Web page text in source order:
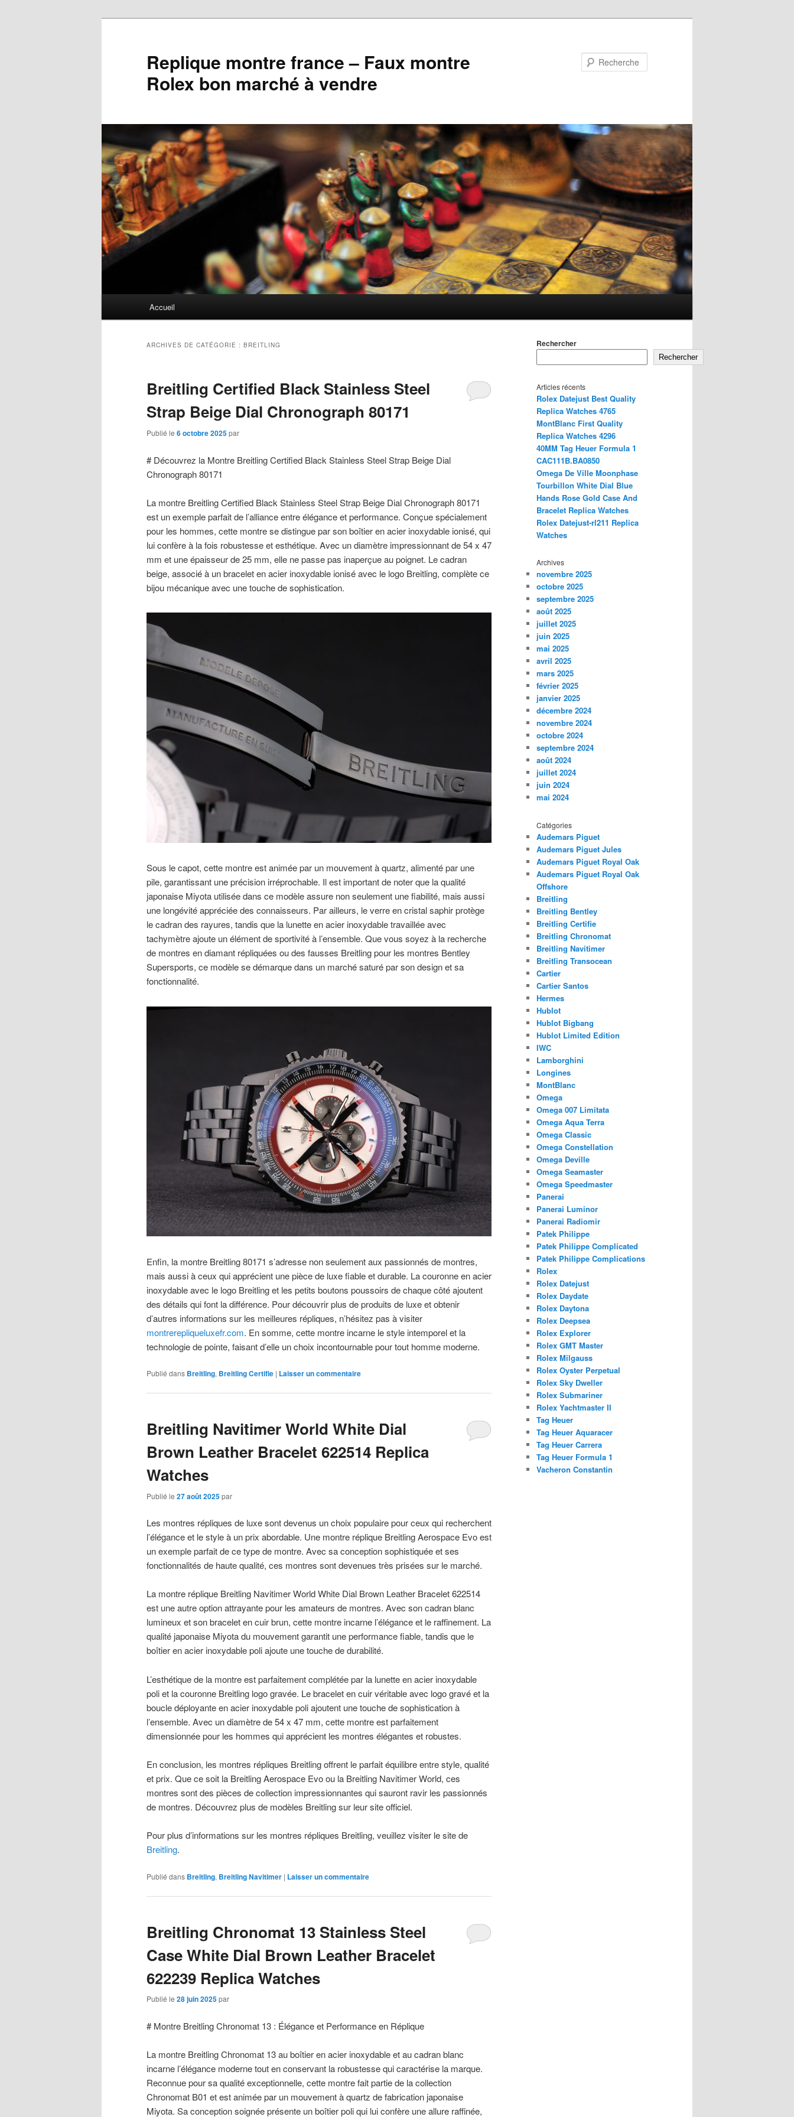
Replique montre france – Faux montre
Rolex bon marché à vendre
Accueil
ARCHIVES DE CATÉGORIE : BREITLING
Breitling Certified Black Stainless Steel
Strap Beige Dial Chronograph 80171
Publié le 6 octobre 2025par
# Découvrez la Montre Breitling Certified Black Stainless Steel Strap Beige Dial
Chronograph 80171
La montre Breitling Certified Black Stainless Steel Strap Beige Dial Chronograph 80171
est un exemple parfait de l’alliance entre élégance et performance. Conçue spécialement
pour les hommes, cette montre se distingue par son boîtier en acier inoxydable ionisé, qui
lui confère à la fois robustesse et esthétique. Avec un diamètre impressionnant de 54 x 47
mm et une épaisseur de 25 mm, elle ne passe pas inaperçue au poignet. Le cadran
beige, associé à un bracelet en acier inoxydable ionisé avec le logo Breitling, complète ce
bijou mécanique avec une touche de sophistication.
Sous le capot, cette montre est animée par un mouvement à quartz, alimenté par une
pile, garantissant une précision irréprochable. Il est important de noter que la qualité
japonaise Miyota utilisée dans ce modèle assure non seulement une fiabilité, mais aussi
une longévité appréciée des connaisseurs. Par ailleurs, le verre en cristal saphir protège
le cadran des rayures, tandis que la lunette en acier inoxydable travaillée avec
tachymètre ajoute un élément de sportivité à l’ensemble. Que vous soyez à la recherche
de montres en diamant répliquées ou des fausses Breitling pour les montres Bentley
Supersports, ce modèle se démarque dans un marché saturé par son design et sa
fonctionnalité.
Enfin, la montre Breitling 80171 s’adresse non seulement aux passionnés de montres,
mais aussi à ceux qui apprécient une pièce de luxe fiable et durable. La couronne en acier
inoxydable avec le logo Breitling et les petits boutons poussoirs de chaque côté ajoutent
des détails qui font la différence. Pour découvrir plus de produits de luxe et obtenir
d’autres informations sur les meilleures répliques, n’hésitez pas à visiter
montrerepliqueluxefr.com. En somme, cette montre incarne le style intemporel et la
technologie de pointe, faisant d’elle un choix incontournable pour tout homme moderne.
Publié dans Breitling, Breitling Certifie | Laisser un commentaire
Breitling Navitimer World White Dial
Brown Leather Bracelet 622514 Replica
Watches
Publié le 27 août 2025par
Les montres répliques de luxe sont devenus un choix populaire pour ceux qui recherchent
l’élégance et le style à un prix abordable. Une montre réplique Breitling Aerospace Evo est
un exemple parfait de ce type de montre. Avec sa conception sophistiquée et ses
fonctionnalités de haute qualité, ces montres sont devenues très prisées sur le marché.
La montre réplique Breitling Navitimer World White Dial Brown Leather Bracelet 622514
est une autre option attrayante pour les amateurs de montres. Avec son cadran blanc
lumineux et son bracelet en cuir brun, cette montre incarne l’élégance et le raffinement. La
qualité japonaise Miyota du mouvement garantit une performance fiable, tandis que le
boîtier en acier inoxydable poli ajoute une touche de durabilité.
L’esthétique de la montre est parfaitement complétée par la lunette en acier inoxydable
poli et la couronne Breitling logo gravée. Le bracelet en cuir véritable avec logo gravé et la
boucle déployante en acier inoxydable poli ajoutent une touche de sophistication à
l’ensemble. Avec un diamètre de 54 x 47 mm, cette montre est parfaitement
dimensionnée pour les hommes qui apprécient les montres élégantes et robustes.
En conclusion, les montres répliques Breitling offrent le parfait équilibre entre style, qualité
et prix. Que ce soit la Breitling Aerospace Evo ou la Breitling Navitimer World, ces
montres sont des pièces de collection impressionnantes qui sauront ravir les passionnés
de montres. Découvrez plus de modèles Breitling sur leur site officiel.
Pour plus d’informations sur les montres répliques Breitling, veuillez visiter le site de
Breitling.
Publié dans Breitling, Breitling Navitimer | Laisser un commentaire
Breitling Chronomat 13 Stainless Steel
Case White Dial Brown Leather Bracelet
622239 Replica Watches
Publié le 28 juin 2025par
# Montre Breitling Chronomat 13 : Élégance et Performance en Réplique
La montre Breitling Chronomat 13 au boîtier en acier inoxydable et au cadran blanc
incarne l’élégance moderne tout en conservant la robustesse qui caractérise la marque.
Reconnue pour sa qualité exceptionnelle, cette montre fait partie de la collection
Chronomat B01 et est animée par un mouvement à quartz de fabrication japonaise
Miyota. Sa conception soignée présente un boîtier poli qui lui confère une allure raffinée,
Rechercher
Rechercher
Articles récents
Rolex Datejust Best Quality
Replica Watches 4765
MontBlanc First Quality
Replica Watches 4296
40MM Tag Heuer Formula 1
CAC111B.BA0850
Omega De Ville Moonphase
Tourbillon White Dial Blue
Hands Rose Gold Case And
Bracelet Replica Watches
Rolex Datejust-rl211 Replica
Watches
Archives
novembre 2025
octobre 2025
septembre 2025
août 2025
juillet 2025
juin 2025
mai 2025
avril 2025
mars 2025
février 2025
janvier 2025
décembre 2024
novembre 2024
octobre 2024
septembre 2024
août 2024
juillet 2024
juin 2024
mai 2024
Catégories
Audemars Piguet
Audemars Piguet Jules
Audemars Piguet Royal Oak
Audemars Piguet Royal Oak
Offshore
Breitling
Breitling Bentley
Breitling Certifie
Breitling Chronomat
Breitling Navitimer
Breitling Transocean
Cartier
Cartier Santos
Hermes
Hublot
Hublot Bigbang
Hublot Limited Edition
IWC
Lamborghini
Longines
MontBlanc
Omega
Omega 007 Limitata
Omega Aqua Terra
Omega Classic
Omega Constellation
Omega Deville
Omega Seamaster
Omega Speedmaster
Panerai
Panerai Luminor
Panerai Radiomir
Patek Philippe
Patek Philippe Complicated
Patek Philippe Complications
Rolex
Rolex Datejust
Rolex Daydate
Rolex Daytona
Rolex Deepsea
Rolex Explorer
Rolex GMT Master
Rolex Milgauss
Rolex Oyster Perpetual
Rolex Sky Dweller
Rolex Submariner
Rolex Yachtmaster II
Tag Heuer
Tag Heuer Aquaracer
Tag Heuer Carrera
Tag Heuer Formula 1
Vacheron Constantin